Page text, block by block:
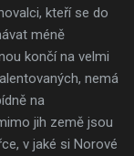
kteří se do
méně
končí na velmi
nemá
na
jih země jsou
v jaké si Norové